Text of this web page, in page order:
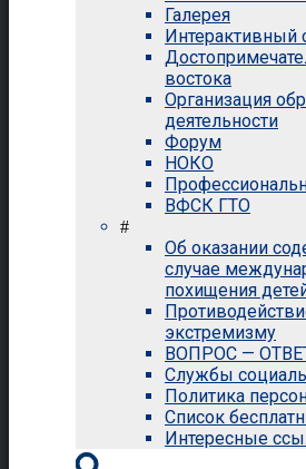
Галерея
Интерактивный
востока
Организация
деятельности
Форум
НОКО
ВФСК ГТО
#
Об оказании
случае
похищения
экстремизму
ВОПРОС —
Службы
Политика
Список
Интересные